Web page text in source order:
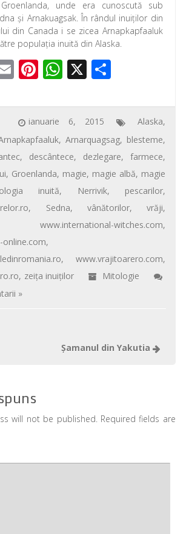
unde era cunoscută sub
şi Arnakuagsak. În rândul inuiţilor din
din Canada i se zicea Arnapkapfaaluk
populaţia inuită din Alaska.
E
ail
Pi
er
e
st
W
at
s
A
p
p
X
ta
je
az
ă
ianuarie 6, 2015 Alaska,
,Arnarquagsag, blesteme,
, descântece, dezlegare,farmece,
, Groenlanda, magie, magie albă, magie
inuită, Nerrivik, pescarilor,
, Sedna,vânătorilor,vrăji,
www.international-witches.com,
,
,www.vrajitoarero.com,
, zeiţa inuiţilor
Mitologie
»
Şamanul din Yakutia
will not be published. Required fields are